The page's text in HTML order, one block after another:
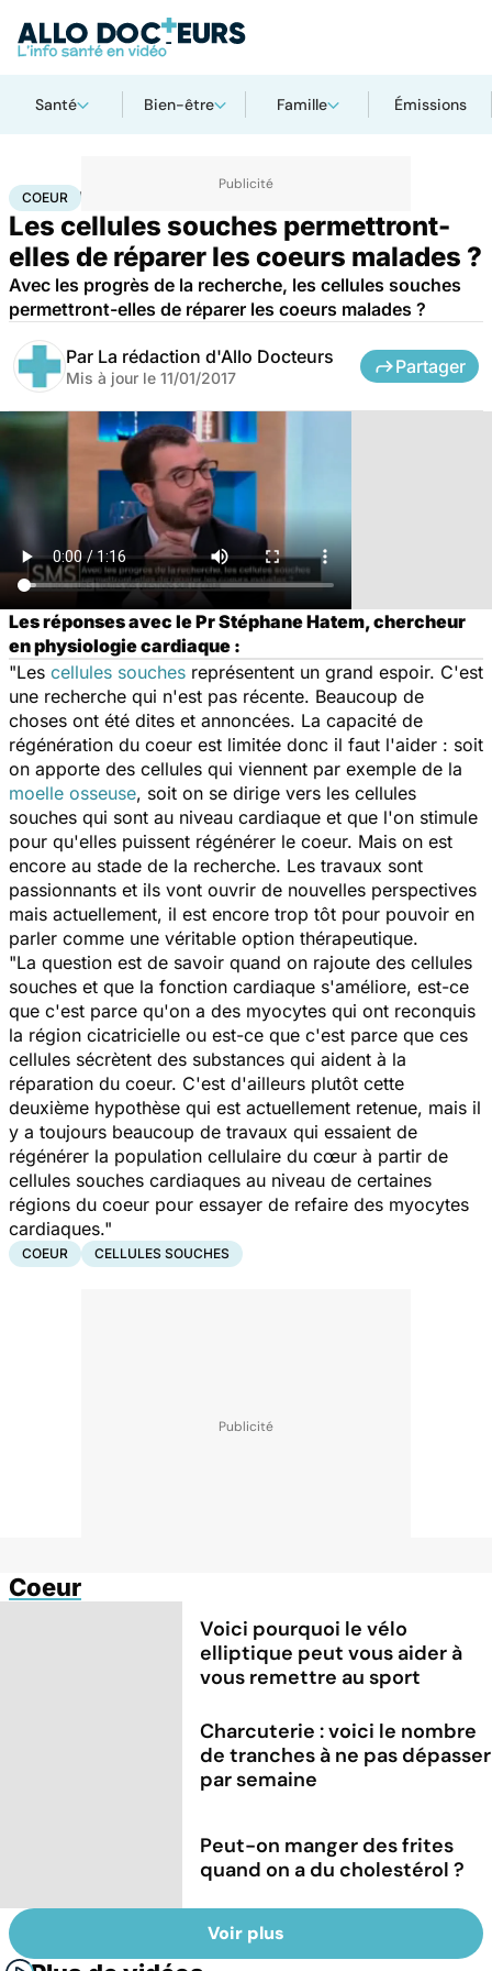
Santé Bien-être Famille Émissions
AccueilSanté Maladies cardiaques
COEUR
Les cellules souches permettront-
elles de réparer les coeurs malades ?
Avec les progrès de la recherche, les cellules souches
permettront-elles de réparer les coeurs malades ?
Par La rédaction d'Allo Docteurs
Mis à jour le 11/01/2017
Partager
Les réponses avec le Pr Stéphane Hatem, chercheur
en physiologie cardiaque :
"Les cellules souches représentent un grand espoir. C'est
une recherche qui n'est pas récente. Beaucoup de
choses ont été dites et annoncées. La capacité de
régénération du coeur est limitée donc il faut l'aider : soit
on apporte des cellules qui viennent par exemple de la
moelle osseuse, soit on se dirige vers les cellules
souches qui sont au niveau cardiaque et que l'on stimule
pour qu'elles puissent régénérer le coeur. Mais on est
encore au stade de la recherche. Les travaux sont
passionnants et ils vont ouvrir de nouvelles perspectives
mais actuellement, il est encore trop tôt pour pouvoir en
parler comme une véritable option thérapeutique.
"La question est de savoir quand on rajoute des cellules
souches et que la fonction cardiaque s'améliore, est-ce
que c'est parce qu'on a des myocytes qui ont reconquis
la région cicatricielle ou est-ce que c'est parce que ces
cellules sécrètent des substances qui aident à la
réparation du coeur. C'est d'ailleurs plutôt cette
deuxième hypothèse qui est actuellement retenue, mais il
y a toujours beaucoup de travaux qui essaient de
régénérer la population cellulaire du cœur à partir de
cellules souches cardiaques au niveau de certaines
régions du coeur pour essayer de refaire des myocytes
cardiaques."
COEUR CELLULES SOUCHES
Coeur
Voici pourquoi le vélo
elliptique peut vous aider à
vous remettre au sport
Charcuterie : voici le nombre
de tranches à ne pas dépasser
par semaine
Peut-on manger des frites
quand on a du cholestérol ?
Voir plus